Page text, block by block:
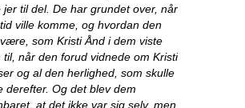
jer til del. De har grundet over, når
ville komme, og hvordan den
som Kristi Ånd i dem viste
til, når den forud vidnede om Kristi
og al den herlighed, som skulle
derefter. Og det blev dem
at det ikke var sig selv, men